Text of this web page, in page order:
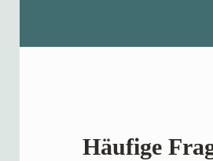
Häufige